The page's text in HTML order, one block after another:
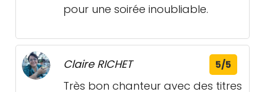
pour une soirée inoubliable.
Claire RICHET 5/5
Très bon chanteur avec des titres